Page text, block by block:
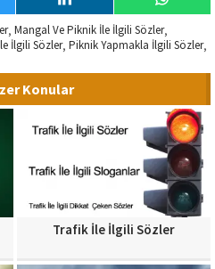
, Mangal Ve Piknik İle İlgili Sözler,
İlgili Sözler, Piknik Yapmakla İlgili Sözler,
Konular
Trafik İle İlgili Sözler